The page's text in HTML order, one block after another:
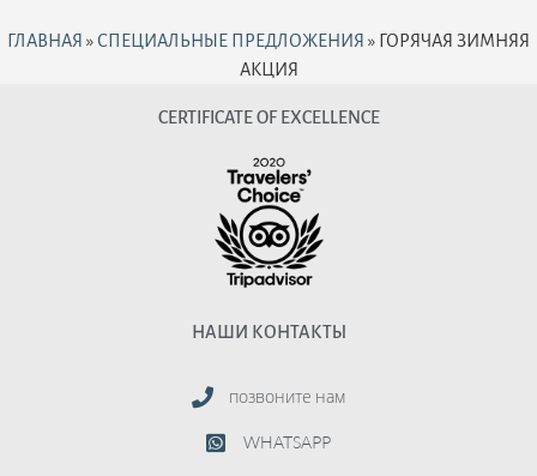
ГЛАВНАЯ » СПЕЦИАЛЬНЫЕ ПРЕДЛОЖЕНИЯ » ГОРЯЧАЯ ЗИМНЯЯ
АКЦИЯ
CERTIFICATE OF EXCELLENCE
НАШИ КОНТАКТЫ
позвоните нам
WHATSAPP